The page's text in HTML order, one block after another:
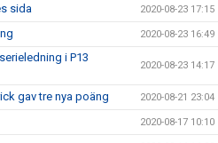
sida 2020-08-23 17:15
2020-08-23 16:49
i P13
2020-08-23 14:17
gav tre nya poäng 2020-08-21 23:04
2020-08-17 10:10